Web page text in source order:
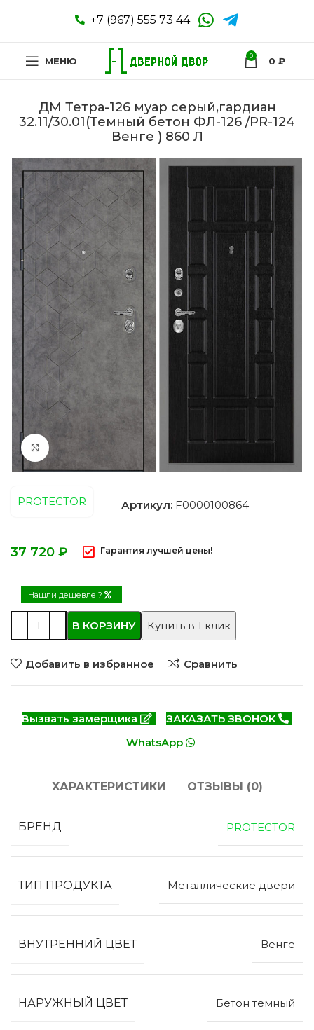
+7 (967) 555 73 44
МЕНЮ 0 0 ₽
ДМ Тетра-126 муар серый,гардиан
32.11/30.01(Темный бетон ФЛ-126 /PR-124
Венге ) 860 Л
Нажмите, чтобы увеличить
PROTECTOR Артикул: F0000100864
₽ Гарантия лучшей цены!
Нашли дешевле ?
В КОРЗИНУ Купить в 1 клик
Добавить в избранное Сравнить
Вызвать замерщика
ЗАКАЗАТЬ ЗВОНОК
WhatsApp
ХАРАКТЕРИСТИКИ ОТЗЫВЫ (0)
БРЕНД PROTECTOR
ТИП ПРОДУКТА Металлические двери
ВНУТРЕННИЙ ЦВЕТ Венге
НАРУЖНЫЙ ЦВЕТ Бетон темный